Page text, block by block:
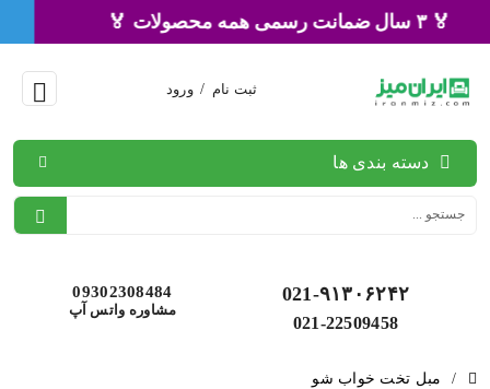
🏅 ۳ سال ضمانت رسمی همه محصولات 🏅
ثبت نام / ورود
دسته بندی ها
021-۹۱۳۰۶۲۴۲
021-22509458
09302308484
مشاوره واتس آپ
/ مبل تخت خواب شو